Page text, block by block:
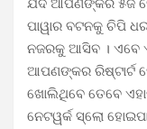
ଯଦି ଆପଣଙ୍କର ୫ଜି
ପାୱାର ବଟନକୁ ଚିପି
ନଜରକୁ ଆସିବ । ଏବେ
ଆପଣଙ୍କର ରିଷ୍ଟାର୍ଟ
ଖୋଲିଥିବେ ତେବେ
ନେଟୱର୍କ ସ୍ଲୋ